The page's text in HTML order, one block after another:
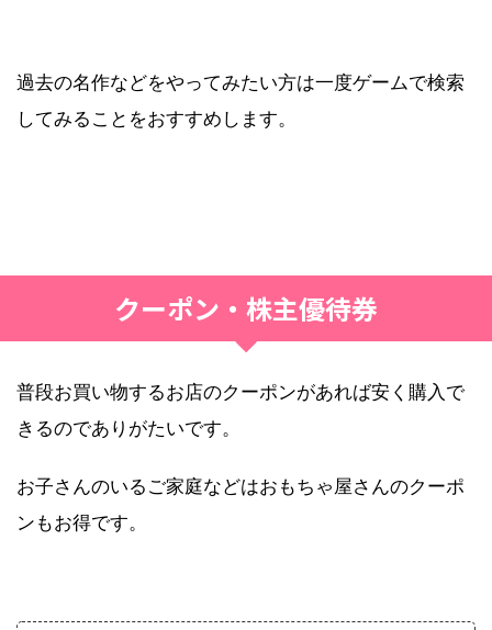
過去の名作などをやってみたい方は一度ゲームで検索
してみることをおすすめします。
クーポン・株主優待券
普段お買い物するお店のクーポンがあれば安く購入で
きるのでありがたいです。
お子さんのいるご家庭などはおもちゃ屋さんのクーポ
ンもお得です。